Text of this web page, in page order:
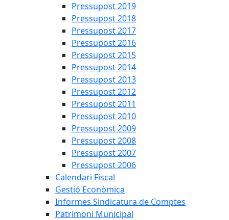
Pressupost 2019
Pressupost 2018
Pressupost 2017
Pressupost 2016
Pressupost 2015
Pressupost 2014
Pressupost 2013
Pressupost 2012
Pressupost 2011
Pressupost 2010
Pressupost 2009
Pressupost 2008
Pressupost 2007
Pressupost 2006
Calendari Fiscal
Gestió Econòmica
Informes Sindicatura de Comptes
Patrimoni Municipal